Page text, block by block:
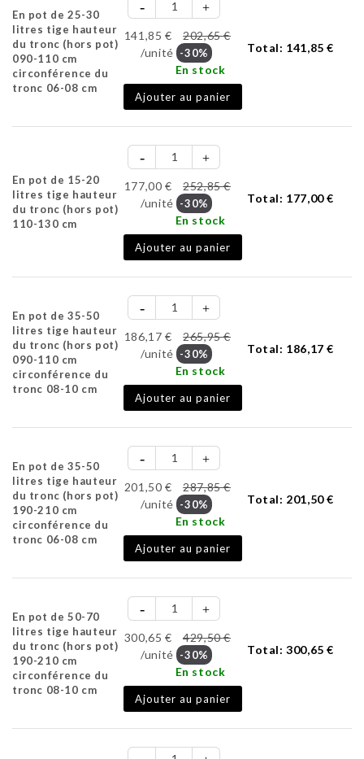
En pot de 25-30
litres tige hauteur
du tronc (hors pot)
090-110 cm
circonférence du
tronc 06-08 cm
141,85 €
202,65 €
/unité -30%
En stock
Ajouter au panier
Total: 141,85 €
En pot de 15-20
litres tige hauteur
du tronc (hors pot)
110-130 cm
177,00 €
252,85 €
/unité -30%
En stock
Ajouter au panier
Total: 177,00 €
En pot de 35-50
litres tige hauteur
du tronc (hors pot)
090-110 cm
circonférence du
tronc 08-10 cm
186,17 €
265,95 €
/unité -30%
En stock
Ajouter au panier
Total: 186,17 €
En pot de 35-50
litres tige hauteur
du tronc (hors pot)
190-210 cm
circonférence du
tronc 06-08 cm
201,50 €
287,85 €
/unité -30%
En stock
Ajouter au panier
Total: 201,50 €
En pot de 50-70
litres tige hauteur
du tronc (hors pot)
190-210 cm
circonférence du
tronc 08-10 cm
300,65 €
429,50 €
/unité -30%
En stock
Ajouter au panier
Total:300,65 €